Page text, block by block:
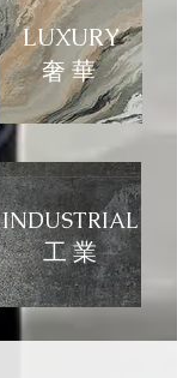
LUXURY
​奢 華
INDUSTRIAL
​工 業